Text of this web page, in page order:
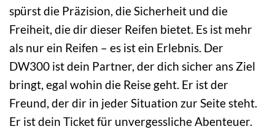
spürst die Präzision, die Sicherheit und die
Freiheit, die dir dieser Reifen bietet. Es ist mehr
als nur ein Reifen – es ist ein Erlebnis. Der
DW300 ist dein Partner, der dich sicher ans Ziel
bringt, egal wohin die Reise geht. Er ist der
Freund, der dir in jeder Situation zur Seite steht.
Er ist dein Ticket für unvergessliche Abenteuer.